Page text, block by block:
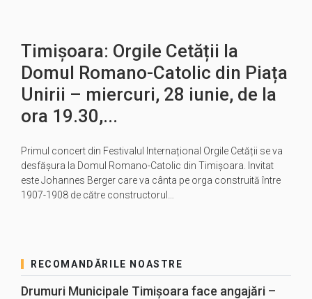
Timișoara: Orgile Cetății la
Domul Romano-Catolic din Piața
Unirii – miercuri, 28 iunie, de la
ora 19.30,...
Primul concert din Festivalul Internațional Orgile Cetății se va
desfășura la Domul Romano-Catolic din Timișoara. Invitat
este Johannes Berger care va cânta pe orga construită între
1907-1908 de către constructorul…
RECOMANDĂRILE NOASTRE
Drumuri Municipale Timișoara face angajări –